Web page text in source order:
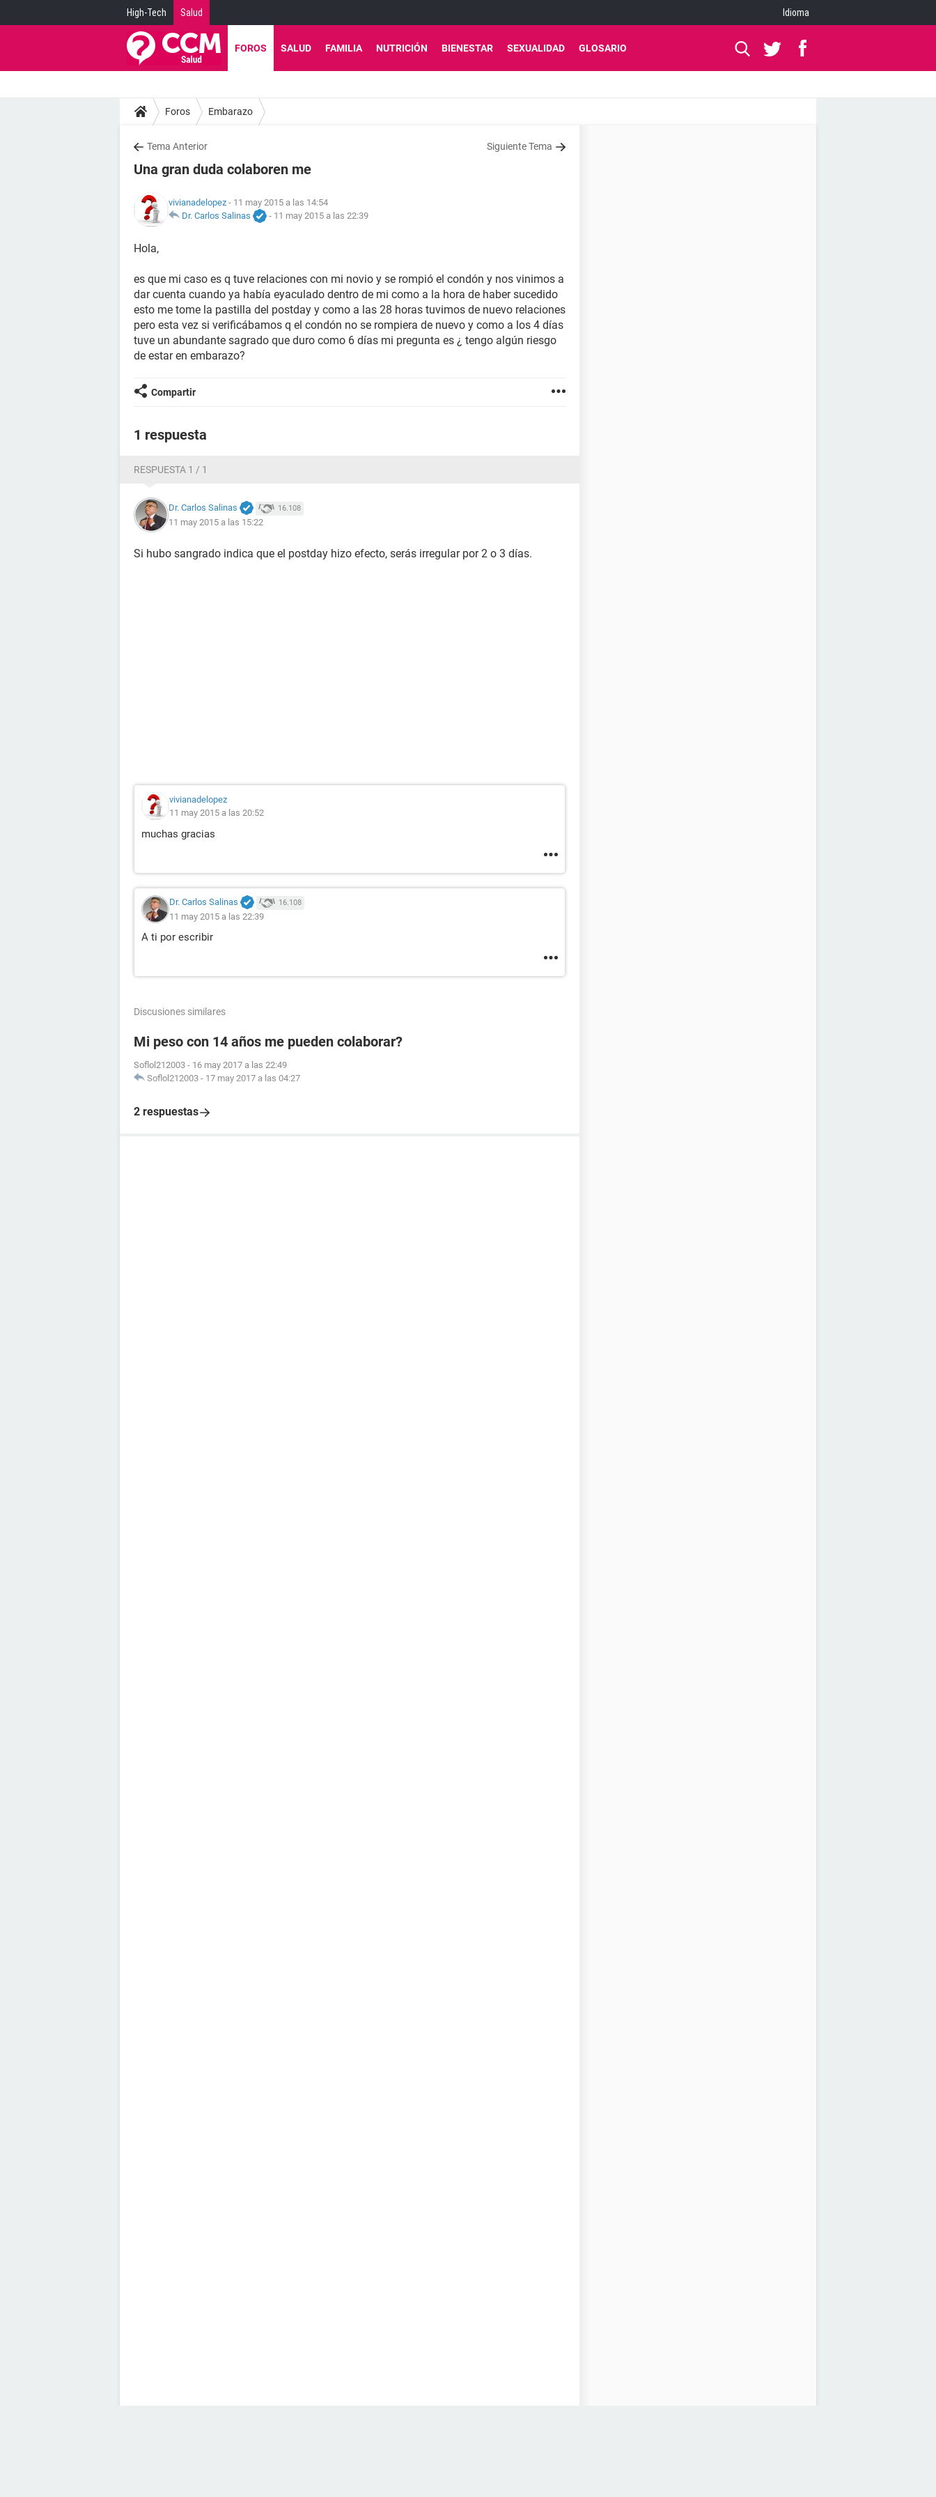
High-Tech Salud Idioma
FOROS SALUD FAMILIA NUTRICIÓN BIENESTAR SEXUALIDAD GLOSARIO
Foros Embarazo
Tema Anterior Siguiente Tema
Una gran duda colaboren me
vivianadelopez - 11 may 2015 a las 14:54
Dr. Carlos Salinas
- 11 may 2015 a las 22:39
Hola,
es que mi caso es q tuve relaciones con mi novio y se rompió el condón y nos vinimos a
dar cuenta cuando ya había eyaculado dentro de mi como a la hora de haber sucedido
esto me tome la pastilla del postday y como a las 28 horas tuvimos de nuevo relaciones
pero esta vez si verificábamos q el condón no se rompiera de nuevo y como a los 4 días
tuve un abundante sagrado que duro como 6 días mi pregunta es ¿ tengo algún riesgo
de estar en embarazo?
Compartir
1 respuesta
RESPUESTA 1 / 1
Dr. Carlos Salinas 16.108
11 may 2015 a las 15:22
Si hubo sangrado indica que el postday hizo efecto, serás irregular por 2 o 3 días.
vivianadelopez
11 may 2015 a las 20:52
muchas gracias
Dr. Carlos Salinas 16.108
11 may 2015 a las 22:39
A ti por escribir
Discusiones similares
Mi peso con 14 años me pueden colaborar?
Soflol212003 - 16 may 2017 a las 22:49
Soflol212003 - 17 may 2017 a las 04:27
2 respuestas